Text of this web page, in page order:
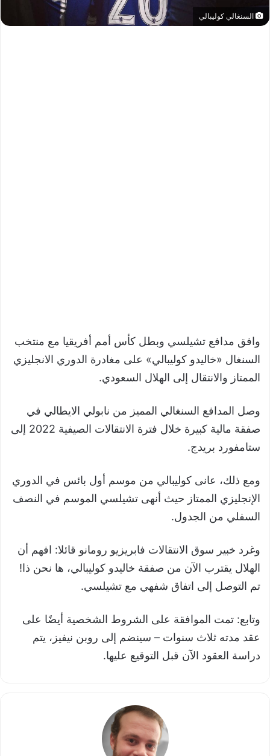
السنغالي كوليبالي
وافق مدافع تشيلسي وبطل كأس أمم أفريقيا مع منتخب
السنغال «خاليدو كوليبالي» على مغادرة الدوري الانجليزي
الممتاز والانتقال إلى الهلال السعودي.
وصل المدافع السنغالي المميز من نابولي الايطالي في
صفقة مالية كبيرة خلال فترة الانتقالات الصيفية 2022 إلى
ستامفورد بريدج.
ومع ذلك، عانى كوليبالي من موسم أول بائس في الدوري
الإنجليزي الممتاز حيث أنهى تشيلسي الموسم في النصف
السفلي من الجدول.
وغرد خبير سوق الانتقالات فابريزيو رومانو قائلا: افهم أن
الهلال يقترب الآن من صفقة خاليدو كوليبالي، ها نحن ذا!
تم التوصل إلى اتفاق شفهي مع تشيلسي.
وتابع: تمت الموافقة على الشروط الشخصية أيضًا على
عقد مدته ثلاث سنوات – سينضم إلى روبن نيفيز، يتم
دراسة العقود الآن قبل التوقيع عليها.